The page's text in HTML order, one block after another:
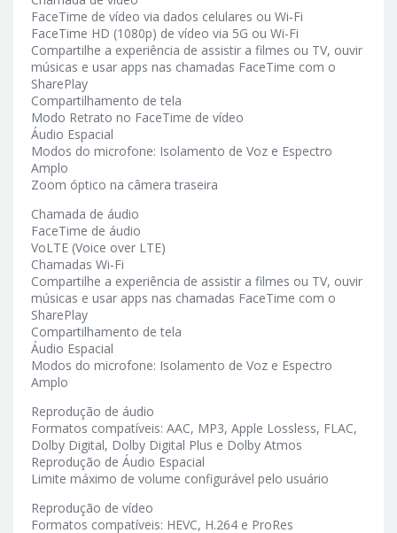
FaceTime de vídeo via dados celulares ou Wi‑Fi
FaceTime HD (1080p) de vídeo via 5G ou Wi-Fi
Compartilhe a experiência de assistir a filmes ou TV, ouvir
músicas e usar apps nas chamadas FaceTime com o
SharePlay
Compartilhamento de tela
Modo Retrato no FaceTime de vídeo
Áudio Espacial
Modos do microfone: Isolamento de Voz e Espectro
Amplo
Zoom óptico na câmera traseira
Chamada de áudio
FaceTime de áudio
VoLTE (Voice over LTE)
Chamadas Wi‑Fi
Compartilhe a experiência de assistir a filmes ou TV, ouvir
músicas e usar apps nas chamadas FaceTime com o
SharePlay
Compartilhamento de tela
Áudio Espacial
Modos do microfone: Isolamento de Voz e Espectro
Amplo
Reprodução de áudio
Formatos compatíveis: AAC, MP3, Apple Lossless, FLAC,
Dolby Digital, Dolby Digital Plus e Dolby Atmos
Reprodução de Áudio Espacial
Limite máximo de volume configurável pelo usuário
Reprodução de vídeo
Formatos compatíveis: HEVC, H.264 e ProRes